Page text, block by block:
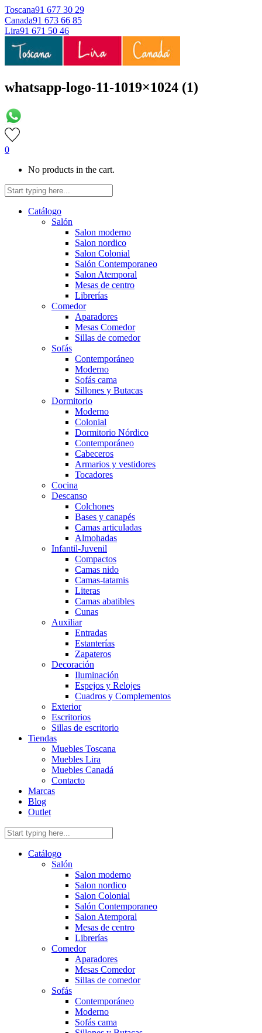
Toscana91 677 30 29
Canada91 673 66 85
Lira91 671 50 46
whatsapp-logo-11-1019×1024 (1)
0
No products in the cart.
Catálogo
Salón
Salon moderno
Salon nordico
Salon Colonial
Salón Contemporaneo
Salon Atemporal
Mesas de centro
Librerías
Comedor
Aparadores
Mesas Comedor
Sillas de comedor
Sofás
Contemporáneo
Moderno
Sofás cama
Sillones y Butacas
Dormitorio
Moderno
Colonial
Dormitorio Nórdico
Contemporáneo
Cabeceros
Armarios y vestidores
Tocadores
Cocina
Descanso
Colchones
Bases y canapés
Camas articuladas
Almohadas
Infantil-Juvenil
Compactos
Camas nido
Camas-tatamis
Literas
Camas abatibles
Cunas
Auxiliar
Entradas
Estanterías
Zapateros
Decoración
Iluminación
Espejos y Relojes
Cuadros y Complementos
Exterior
Escritorios
Sillas de escritorio
Tiendas
Muebles Toscana
Muebles Lira
Muebles Canadá
Contacto
Marcas
Blog
Outlet
Catálogo
Salón
Salon moderno
Salon nordico
Salon Colonial
Salón Contemporaneo
Salon Atemporal
Mesas de centro
Librerías
Comedor
Aparadores
Mesas Comedor
Sillas de comedor
Sofás
Contemporáneo
Moderno
Sofás cama